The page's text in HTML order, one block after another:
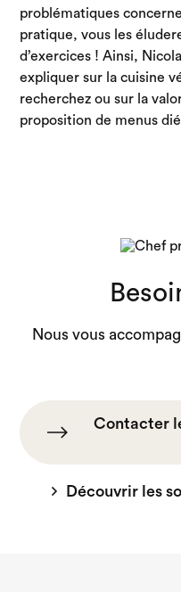
problématiques
pratique, vous les
d’exercices ! Ainsi,
expliquer sur la cuisine
recherchez ou sur la
proposition de menus
Nous vous
Contacter
Découvrir les